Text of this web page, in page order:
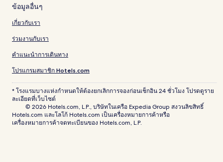
ข้อมูลอื่นๆ
เกี่ยวกับเรา
ร่วมงานกับเรา
คำแนะนำการเดินทาง
โปรแกรมสมาชิก Hotels.com
* โรงแรมบางแห่งกำหนดให้ต้องยกเลิกการจองก่อนเช็กอิน 24 ชั่วโมง โปรดดูราย
ละเอียดที่เว็บไซต์
© 2026 Hotels.com, L.P., บริษัทในเครือ Expedia Group สงวนลิขสิทธิ์
Hotels.com และโลโก้ Hotels.com เป็นเครื่องหมายการค้าหรือ
เครื่องหมายการค้าจดทะเบียนของ Hotels.com, L.P.